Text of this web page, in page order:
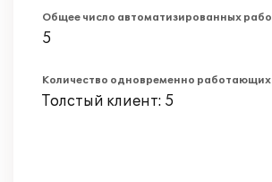
Общее число автоматизированных
5
Количество одновременно работающих
Толстый клиент: 5